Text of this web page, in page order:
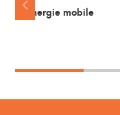
Energie mobile